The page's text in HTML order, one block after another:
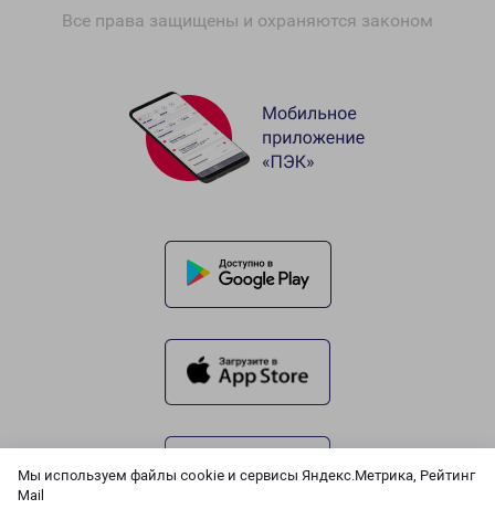
Мы используем файлы cookie и сервисы Яндекс.Метрика, Рейтинг
Mail
Все права защищены и охраняются законом